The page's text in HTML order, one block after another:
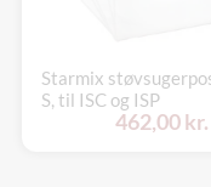
Starmix
S, til ISC og ISP
462,00 kr.